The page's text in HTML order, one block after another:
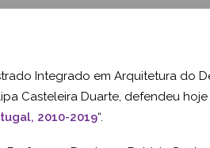
Integrado em Arquitetura do
Casteleira Duarte, defendeu
2010-2019“.